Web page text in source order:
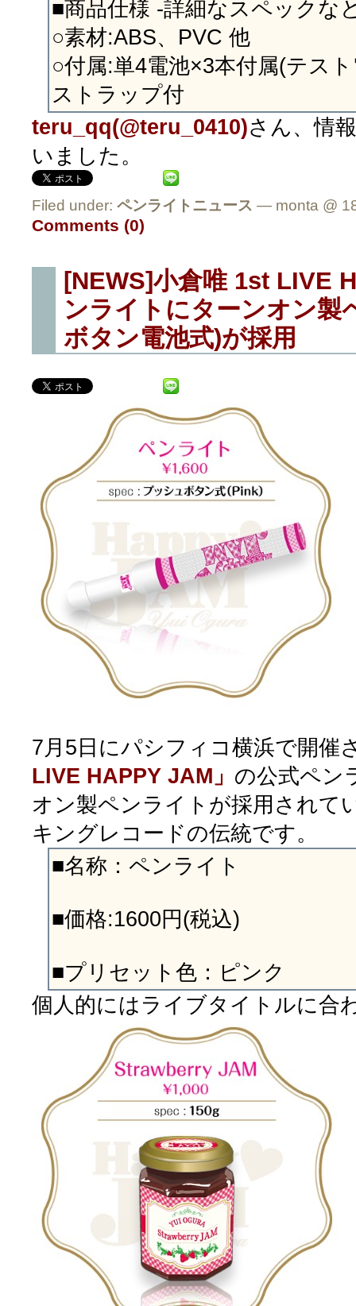
■商品仕様 -詳細なスペックな
○素材:ABS、PVC 他
○付属:単4電池×3本付属(テス
ストラップ付
teru_qq(@teru_0410)さん、情
いました。
Filed under: ペンライトニュース — monta @
Comments (0)
[NEWS]小倉唯 1st LIVE
ンライトにターンオン製
ボタン電池式)が採用
7月5日にパシフィコ横浜で開催
LIVE HAPPY JAM」 の公式ペン
オン製ペンライトが採用されて
キングレコードの伝統です。
■名称：ペンライト
■価格:1600円(税込)
■プリセット色：ピンク
個人的にはライブタイトルに合